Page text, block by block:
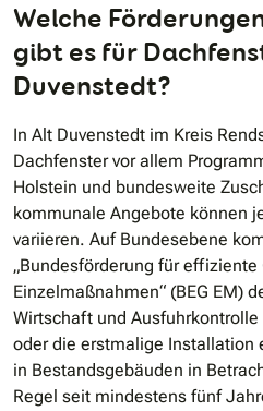
Welche
gibt es für
Duvenstedt?
In Alt Duvenstedt im Kreis
Dachfenster vor allem
Holstein und bundesweite
kommunale Angebote können
variieren. Auf Bundesebene
„Bundesförderung für effiziente
Einzelmaßnahmen“ (BEG EM)
Wirtschaft und Ausfuhrkontrolle
oder die erstmalige Installation
in Bestandsgebäuden in
Regel seit mindestens fünf